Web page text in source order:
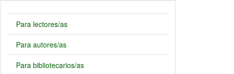
Para lectores/as
Para autores/as
Para bibliotecarios/as